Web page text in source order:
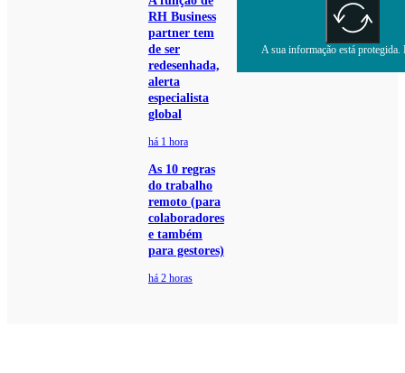
RH Business
partner tem
de ser
redesenhada,
alerta
especialista
global
há 1 hora
As 10 regras
do trabalho
remoto (para
colaboradores
e também
para gestores)
há 2 horas
A sua informação está